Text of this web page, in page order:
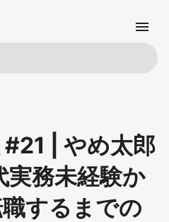
menu
| やめ太郎
務未経験か
するまでの